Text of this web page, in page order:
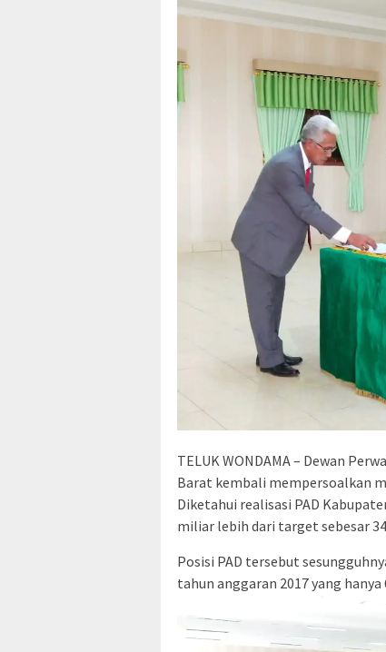
TELUK WONDAMA – Dewan
Barat kembali mempersoalkan
Diketahui realisasi PAD
miliar lebih dari target sebesar
Posisi PAD tersebut
tahun anggaran 2017 yang hanya